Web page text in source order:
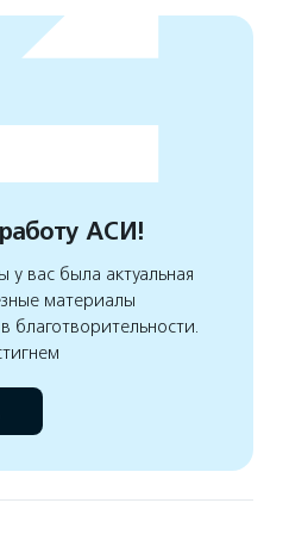
АСИ!
вас была актуальная
материалы
благотворительности.